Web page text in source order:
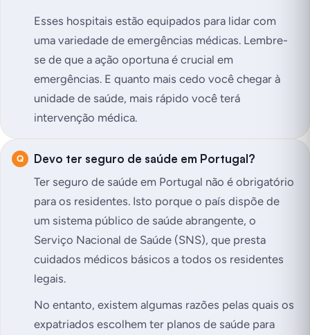
Esses hospitais estão equipados para lidar com
uma variedade de emergências médicas. Lembre-
se de que a ação oportuna é crucial em
emergências. E quanto mais cedo você chegar à
unidade de saúde, mais rápido você terá
intervenção médica.
Devo ter seguro de saúde em Portugal?
Ter seguro de saúde em Portugal não é obrigatório
para os residentes. Isto porque o país dispõe de
um sistema público de saúde abrangente, o
Serviço Nacional de Saúde (SNS), que presta
cuidados médicos básicos a todos os residentes
legais.
No entanto, existem algumas razões pelas quais os
expatriados escolhem ter planos de saúde para